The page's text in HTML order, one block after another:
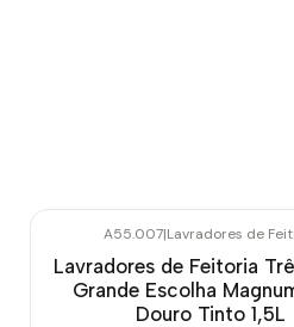
A55.007|Lavradores de
Lavradores de Feitoria
Grande Escolha
Douro Tinto 1,5L